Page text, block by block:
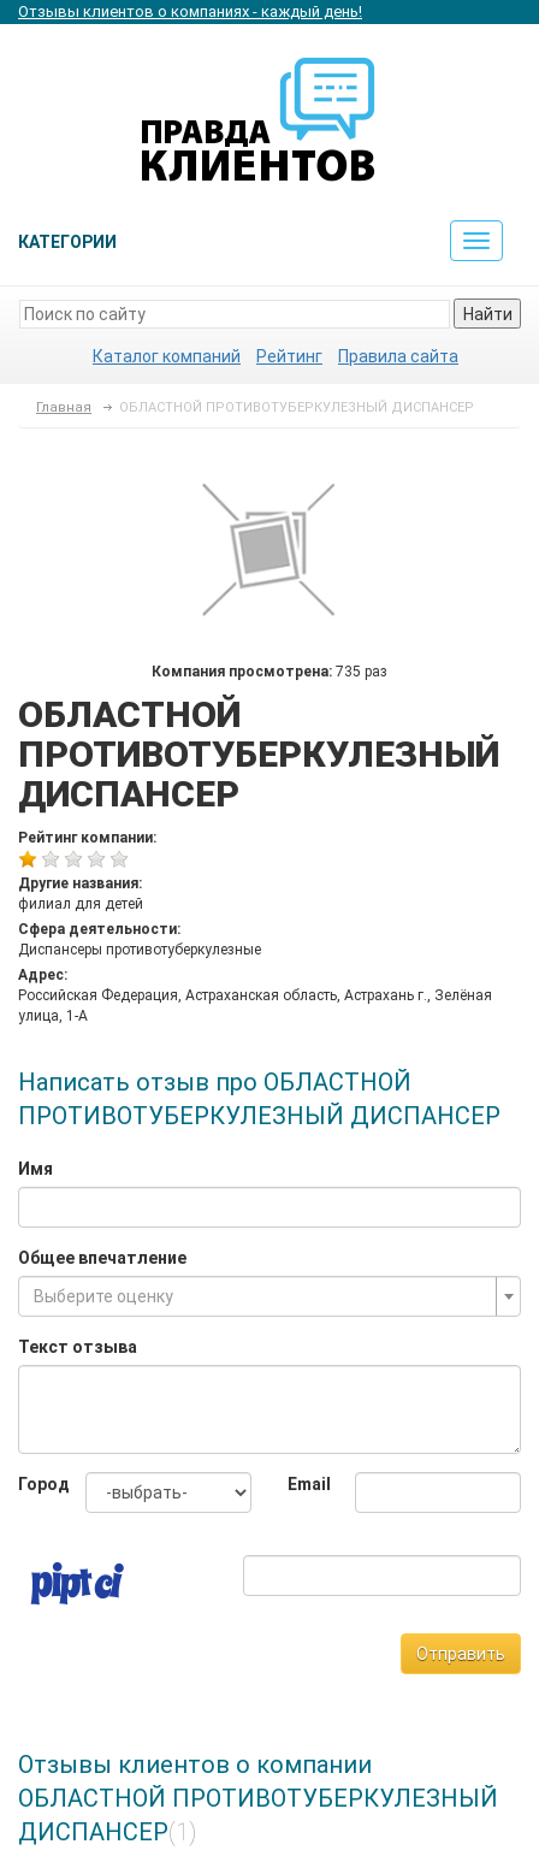
Отзывы клиентов о компаниях - каждый день!
КАТЕГОРИИ
Toggle
Найти
Каталог компаний Рейтинг Правила сайта
Главная ОБЛАСТНОЙ ПРОТИВОТУБЕРКУЛЕЗНЫЙ ДИСПАНСЕР
Компания просмотрена: 735 раз
ОБЛАСТНОЙ
ПРОТИВОТУБЕРКУЛЕЗНЫЙ
ДИСПАНСЕР
Рейтинг компании:
Другие названия:
филиал для детей
Сфера деятельности:
Диспансеры противотуберкулезные
Адрес:
Российская Федерация, Астраханская область, Астрахань г., Зелёная
улица, 1-А
Написать отзыв про ОБЛАСТНОЙ
ПРОТИВОТУБЕРКУЛЕЗНЫЙ ДИСПАНСЕР
Имя
Общее впечатление
Выберите оценку
Текст отзыва
Город Email
Отправить
Отзывы клиентов о компании
ОБЛАСТНОЙ ПРОТИВОТУБЕРКУЛЕЗНЫЙ
ДИСПАНСЕР(1)